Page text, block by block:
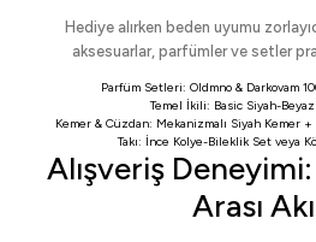
Hediye alırken beden uyumu
aksesuarlar, parfümler ve setler
Parfüm Setleri: Oldmno & Darkovam
Temel İkili: Basic Siyah-
Kemer & Cüzdan: Mekanizmalı Siyah Kemer+
Takı: İnce Kolye-Bileklik Setveya
Alışveriş
Arası